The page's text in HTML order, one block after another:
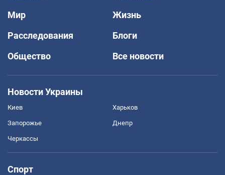
Мир
Жизнь
Расследования
Блоги
Общество
Все новости
Новости Украины
Киев Харьков
Запорожье Днепр
Черкассы
Спорт